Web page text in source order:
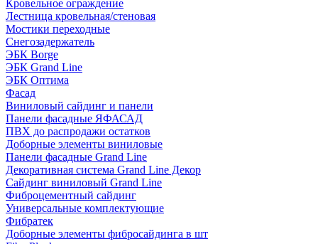
Кровельное ограждение
Лестница кровельная/стеновая
Мостики переходные
Снегозадержатель
ЭБК Borge
ЭБК Grand Line
ЭБК Оптима
Фасад
Виниловый сайдинг и панели
Панели фасадные ЯФАСАД
ПВХ до распродажи остатков
Доборные элементы виниловые
Панели фасадные Grand Line
Декоративная система Grand Line Декор
Сайдинг виниловый Grand Line
Фиброцементный сайдинг
Универсальные комплектующие
Фибратек
Доборные элементы фибросайдинга в шт